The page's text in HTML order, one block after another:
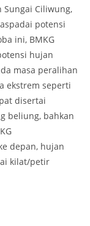
Ciliwung,
potensi
ini, BMKG
hujan
masa peralihan
ekstrem seperti
disertai
beliung, bahkan
depan, hujan
kilat/petir